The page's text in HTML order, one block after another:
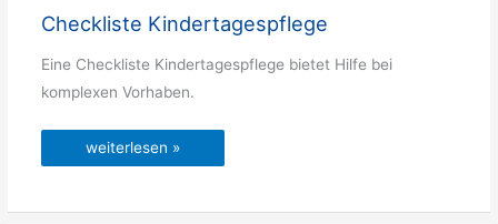
Checkliste Kindertagespflege
Eine Checkliste Kindertagespflege bietet Hilfe bei
komplexen Vorhaben.
Checkliste
weiterlesen »